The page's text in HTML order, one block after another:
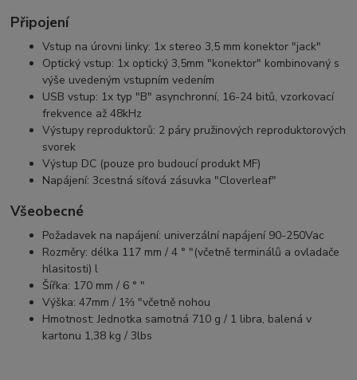
Připojení
Vstup na úrovni linky: 1x stereo 3,5 mm konektor "jack"
Optický vstup: 1x optický 3,5mm "konektor" kombinovaný s
výše uvedeným vstupním vedením
USB vstup: 1x typ "B" asynchronní, 16-24 bitů, vzorkovací
frekvence až 48kHz
Výstupy reproduktorů: 2 páry pružinových reproduktorových
svorek
Výstup DC (pouze pro budoucí produkt MF)
Napájení: 3cestná síťová zásuvka "Cloverleaf"
Všeobecné
Požadavek na napájení: univerzální napájení 90-250Vac
Rozměry: délka 117 mm / 4 ° "(včetně terminálů a ovladače
hlasitosti) l
Šířka: 170 mm / 6 ° "
Výška: 47mm / 1⅔ "včetně nohou
Hmotnost: Jednotka samotná 710 g / 1 libra, balená v
kartonu 1,38 kg / 3lbs